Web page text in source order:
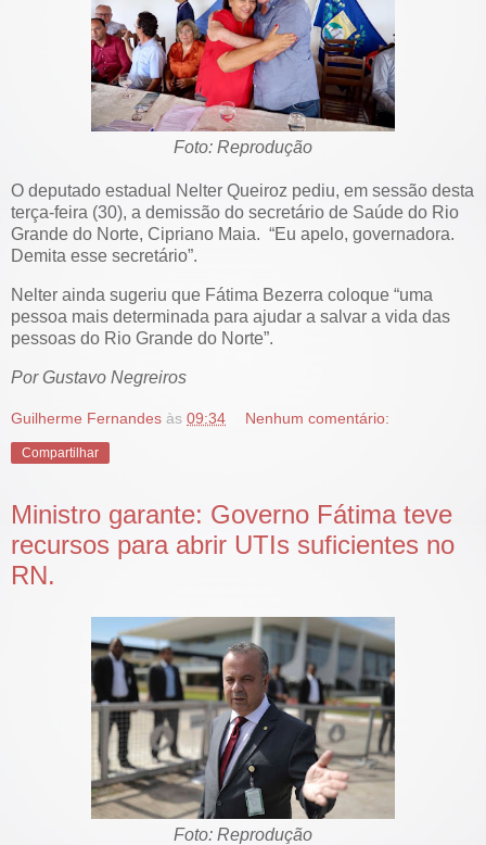
Foto: Reprodução
O deputado estadual Nelter Queiroz pediu, em sessão desta
terça-feira (30), a demissão do secretário de Saúde do Rio
Grande do Norte, Cipriano Maia. “Eu apelo, governadora.
Demita esse secretário”.
Nelter ainda sugeriu que Fátima Bezerra coloque “uma
pessoa mais determinada para ajudar a salvar a vida das
pessoas do Rio Grande do Norte”.
Por Gustavo Negreiros
Guilherme Fernandes às 09:34 Nenhum comentário:
Compartilhar
Ministro garante: Governo Fátima teve
recursos para abrir UTIs suficientes no
RN.
Foto: Reprodução